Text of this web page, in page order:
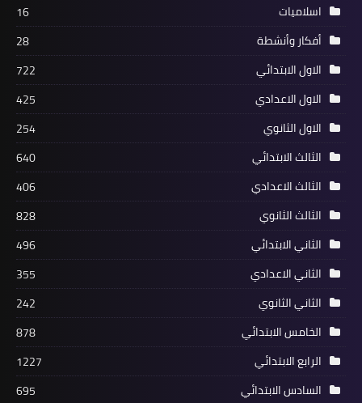
اسلاميات
16
أفكار وأنشطة
28
الاول الابتدائي
722
الاول الاعدادي
425
الاول الثانوي
254
الثالث الابتدائي
640
الثالث الاعدادي
406
الثالث الثانوي
828
الثاني الابتدائي
496
الثاني الاعدادي
355
الثاني الثانوي
242
الخامس الابتدائي
878
الرابع الابتدائي
1227
السادس الابتدائي
695